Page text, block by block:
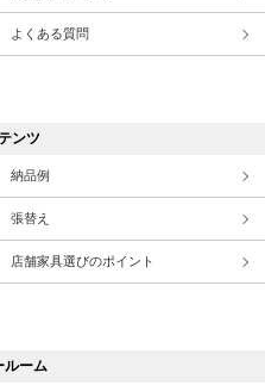
よくある質問
ンツ
納品例
張替え
店舗家具選びのポイント
ルーム